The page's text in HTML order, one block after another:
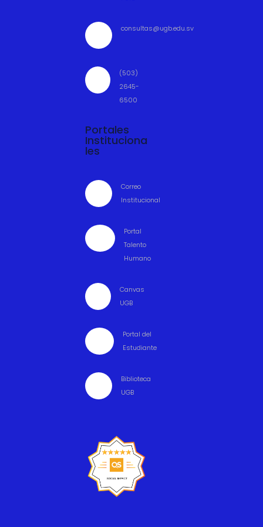
consultas@ugb.edu.sv
(503)
2645-
6500
Portales
Instituciona
les
Correo
Institucional
Portal
Talento
Humano
Canvas
UGB
Portal del
Estudiante
Biblioteca
UGB